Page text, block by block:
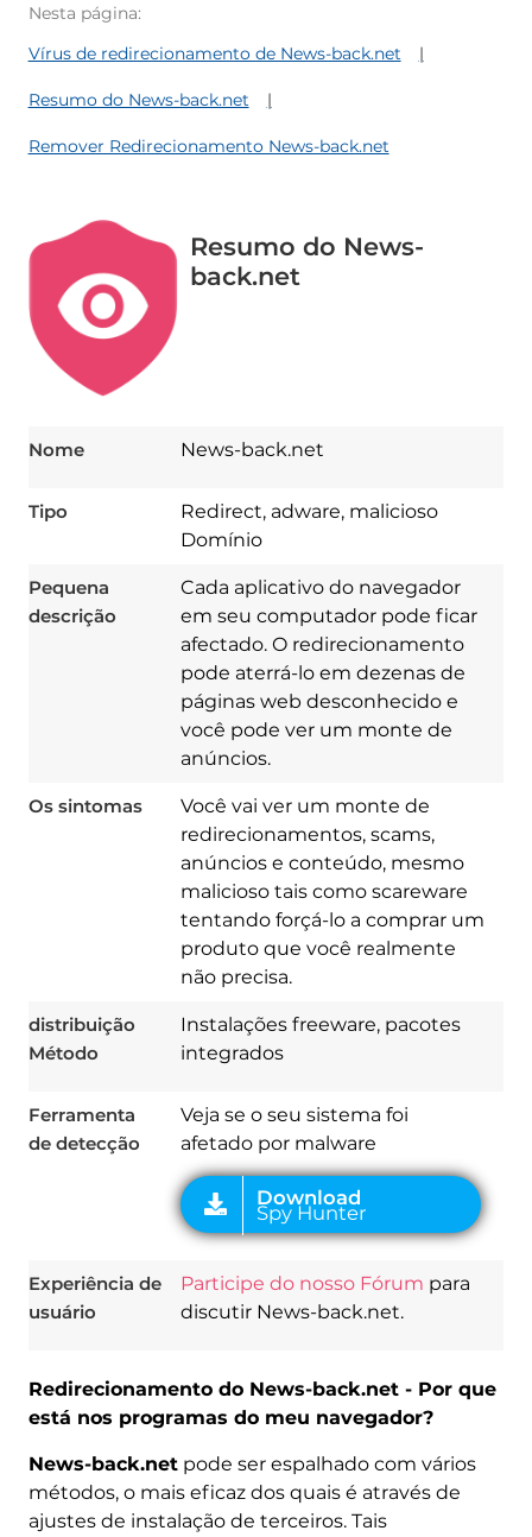
Nesta página:
Vírus de redirecionamento de News-back.net
Resumo do News-back.net
Remover Redirecionamento News-back.net
Resumo do News-
back.net
Nome News-back.net
Tipo
Redirect, adware, malicioso
Domínio
Pequena
descrição
Cada aplicativo do navegador
em seu computador pode ficar
afectado. O redirecionamento
pode aterrá-lo em dezenas de
páginas web desconhecido e
você pode ver um monte de
anúncios.
Os sintomas
Você vai ver um monte de
redirecionamentos, scams,
anúncios e conteúdo, mesmo
malicioso tais como scareware
tentando forçá-lo a comprar um
produto que você realmente
não precisa.
distribuição
Método
Instalações freeware, pacotes
integrados
Ferramenta
de detecção
Veja se o seu sistema foi
afetado por malware
Download
Spy Hunter
Experiência de
usuário
Participe do nosso Fórum para
discutir News-back.net.
Redirecionamento do News-back.net - Por que
está nos programas do meu navegador?
News-back.netpode ser espalhado com vários
métodos, o mais eficaz dos quais é através de
ajustes de instalação de terceiros. Tais